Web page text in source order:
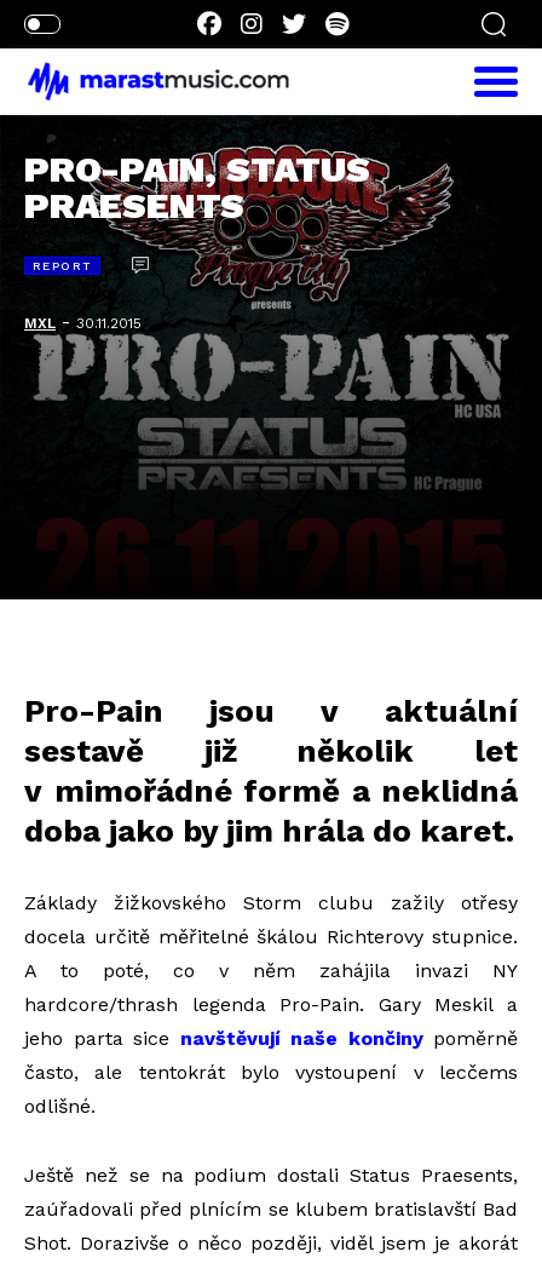
PRO-PAIN, STATUS
PRAESENTS
REPORT
MXL - 30.11.2015
Pro-Pain jsou v aktuální
sestavě již několik let
v mimořádné formě a neklidná
doba jako by jim hrála do karet.
Základy žižkovského Storm clubu zažily otřesy
docela určitě měřitelné škálou Richterovy stupnice.
A to poté, co v něm zahájila invazi NY
hardcore/thrash legenda Pro-Pain. Gary Meskil a
jeho parta sice navštěvují naše končinypoměrně
často, ale tentokrát bylo vystoupení v lecčems
odlišné.
Ještě než se na podium dostali Status Praesents,
zaúřadovali před plnícím se klubem bratislavští Bad
Shot. Dorazivše o něco později, viděl jsem je akorát